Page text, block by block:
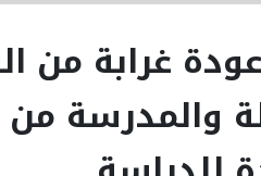
غرابة من
والمدرسة